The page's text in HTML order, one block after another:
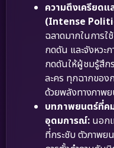
ความตึงเครียดแ
(Intense
ฉลาดมากในการ
กดดัน และจังหวะ
กดดันให้ผู้ชมรู้สึก
ละคร ทุกฉากของ
ด้วยพลังทางภาพ
บทภาพยนตร์ที่ค
อุดมการณ์: นอก
ที่กระชับ ตัวภาพ